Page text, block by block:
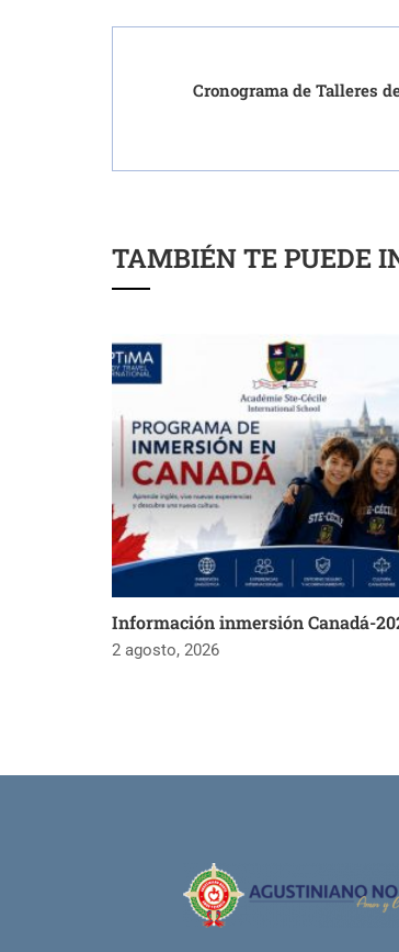
Cronograma de Talleres
TAMBIÉN TE PUEDE
Información inmersión Canadá-
2 agosto, 2026